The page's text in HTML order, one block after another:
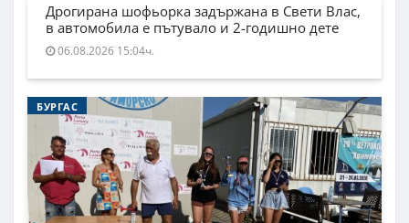
Дрогирана шофьорка задържана в Свети Влас,
в автомобила е пътувало и 2-годишно дете
06.08.2026 15:04ч.
БУРГАС